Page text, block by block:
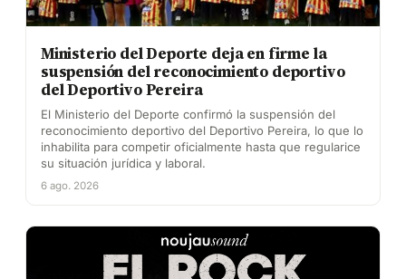
Ministerio del Deporte deja en firme la
suspensión del reconocimiento deportivo
del Deportivo Pereira
El Ministerio del Deporte confirmó la suspensión del
reconocimiento deportivo del Deportivo Pereira, lo que lo
inhabilita para competir oficialmente hasta que regularice
su situación jurídica y laboral.
6 ago. 2026